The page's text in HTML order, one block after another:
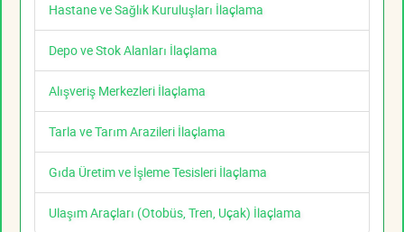
Hastane ve Sağlık Kuruluşları İlaçlama
Depo ve Stok Alanları İlaçlama
Alışveriş Merkezleri İlaçlama
Tarla ve Tarım Arazileri İlaçlama
Gıda Üretim ve İşleme Tesisleri İlaçlama
Ulaşım Araçları (Otobüs, Tren, Uçak) İlaçlama